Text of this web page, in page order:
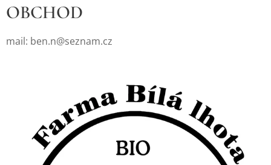
OBCHOD
mail: ben.n@seznam.cz